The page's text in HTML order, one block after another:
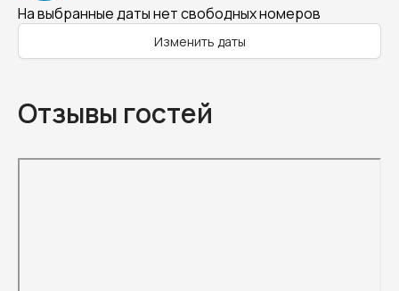
На выбранные даты нет свободных номеров
Изменить даты
Отзывы гостей